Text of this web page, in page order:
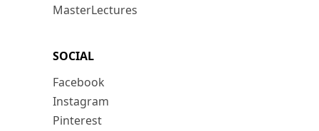
MasterLectures
SOCIAL
Facebook
Instagram
Pinterest